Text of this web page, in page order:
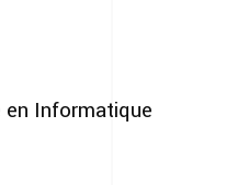
en Informatique